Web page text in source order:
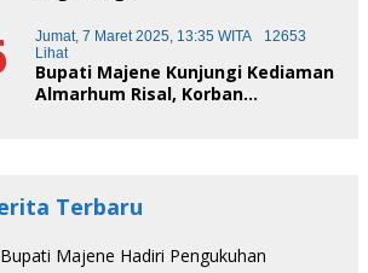
Jumat, 7 Maret 2025, 13:35 WITA
12653
Lihat
Bupati Majene Kunjungi Kediaman
Almarhum Risal, Korban
Terbaru